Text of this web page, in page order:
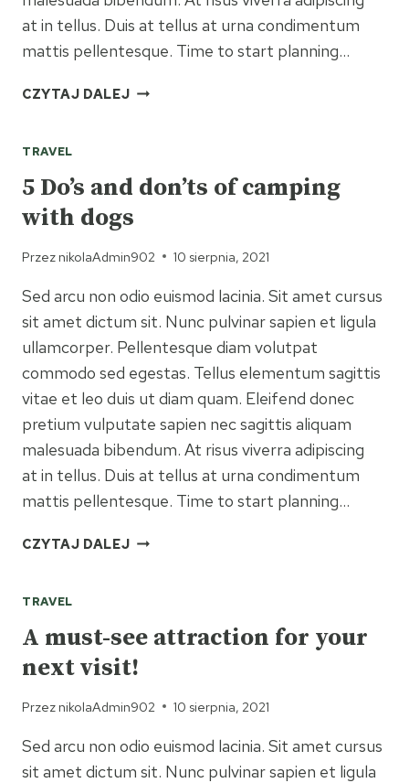
at in tellus. Duis at tellus at urna condimentum
mattis pellentesque. Time to start planning…
CZYTAJ DALEJCAMPING
THE
BEST
CAMPER
TRAVEL
5 Do’s and don’ts of camping
with dogs
Przez nikolaAdmin902 10 sierpnia, 2021
Sed arcu non odio euismod lacinia. Sit amet cursus
sit amet dictum sit. Nunc pulvinar sapien et ligula
ullamcorper. Pellentesque diam volutpat
commodo sed egestas. Tellus elementum sagittis
vitae et leo duis ut diam quam. Eleifend donec
pretium vulputate sapien nec sagittis aliquam
malesuada bibendum. At risus viverra adipiscing
at in tellus. Duis at tellus at urna condimentum
mattis pellentesque. Time to start planning…
CZYTAJ DALEJ5
CAMPING
WITH
TRAVEL
A must-see attraction for your
next visit!
Przez nikolaAdmin902 10 sierpnia, 2021
Sed arcu non odio euismod lacinia. Sit amet cursus
sit amet dictum sit. Nunc pulvinar sapien et ligula